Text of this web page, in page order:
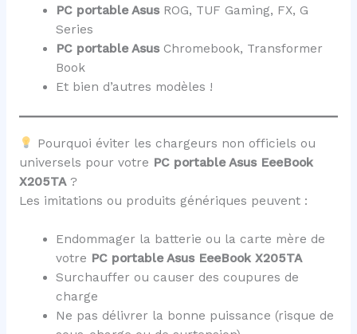
PC portable Asus ROG, TUF Gaming, FX, G
Series
PC portable Asus Chromebook, Transformer
Book
Et bien d’autres modèles !
Pourquoi éviter les chargeurs non officiels ou
universels pour votre PC portable Asus EeeBook
X205TA?
Les imitations ou produits génériques peuvent :
Endommager la batterie ou la carte mère de
votre PC portable Asus EeeBook X205TA
Surchauffer ou causer des coupures de
charge
Ne pas délivrer la bonne puissance (risque de